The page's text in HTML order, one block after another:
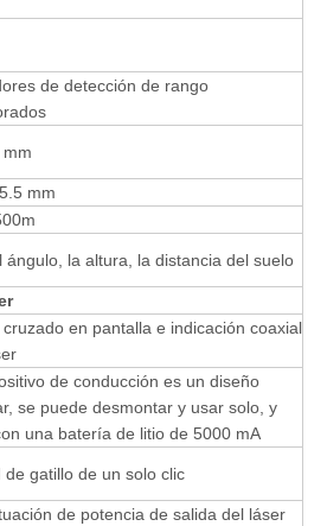
de detección de rango
mm
ángulo, la altura, la distancia del suelo
en pantalla e indicación coaxial
de conducción es un diseño
se puede desmontar y usar solo, y
una batería de litio de 5000 mA
de gatillo de un solo clic
de potencia de salida del láser